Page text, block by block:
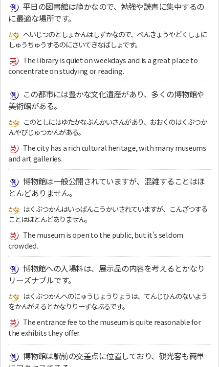
平日の図書館は静かなので、勉強や読書に集中するの
に最適な場所です。
へいじつのとしょかんはしずかなので、べんきょうやどくしょに
しゅうちゅうするのにさいてきなばしょです。
The library is quiet on weekdays and is a great place to
concentrate on studying or reading.
この都市には豊かな文化遺産があり、多くの博物館や
美術館がある。
このとしにはゆたかなぶんかいさんがあり、おおくのはくぶつか
んやびじゅつかんがある。
The city has a rich cultural heritage, with many museums
and art galleries.
博物館は一般公開されていますが、混雑することはほ
とんどありません。
はくぶつかんはいっぱんこうかいされていますが、こんざつする
ことはほとんどありません。
The museum is open to the public, but it’s seldom
crowded.
博物館への入場料は、展示品の内容を考えるとかなり
リーズナブルです。
はくぶつかんへのにゅうじょうりょうは、てんじひんのないよう
をかんがえるとかなりりーずなぶるです。
The entrance fee to the museum is quite reasonable for
the exhibits they offer.
博物館は駅前の交差点に位置しており、観光客も簡単